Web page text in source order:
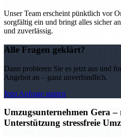
Unser Team erscheint pünktlich vor
sorgfältig ein und bringt alles sicher
und zuverlässig.
Alle Fragen geklärt?
Dann probieren Sie es jetzt aus und
Angebot an – ganz unverbindlich.
Jetzt Anfrage starten
Umzugsunternehmen Gera
Unterstützung stressfreie